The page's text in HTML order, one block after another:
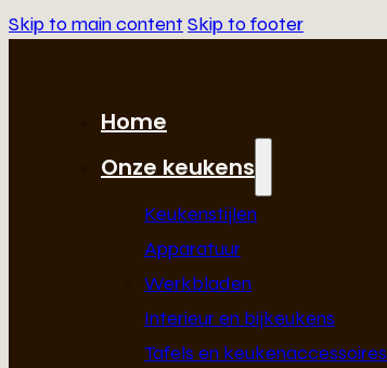
Skip to main content Skip to footer
Home
Onze keukens
Keukenstijlen
Apparatuur
Werkbladen
Interieur en bijkeukens
Tafels en keukenaccessoires